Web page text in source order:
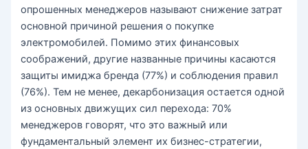
опрошенных менеджеров называют снижение затрат
основной причиной решения о покупке
электромобилей. Помимо этих финансовых
соображений, другие названные причины касаются
защиты имиджа бренда (77%) и соблюдения правил
(76%). Тем не менее, декарбонизация остается одной
из основных движущих сил перехода: 70%
менеджеров говорят, что это важный или
фундаментальный элемент их бизнес-стратегии,